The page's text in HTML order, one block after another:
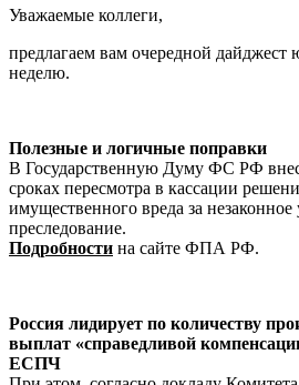
Уважаемые коллеги,
предлагаем вам очередной дайджест
неделю.
Полезные и логичные поправки
В Государственную Думу ФС РФ
сроках пересмотра в кассации
имущественного вреда за незаконное
преследование.
Подробности на сайте ФПА РФ.
Россия лидирует по количеству
выплат «справедливой
ЕСПЧ